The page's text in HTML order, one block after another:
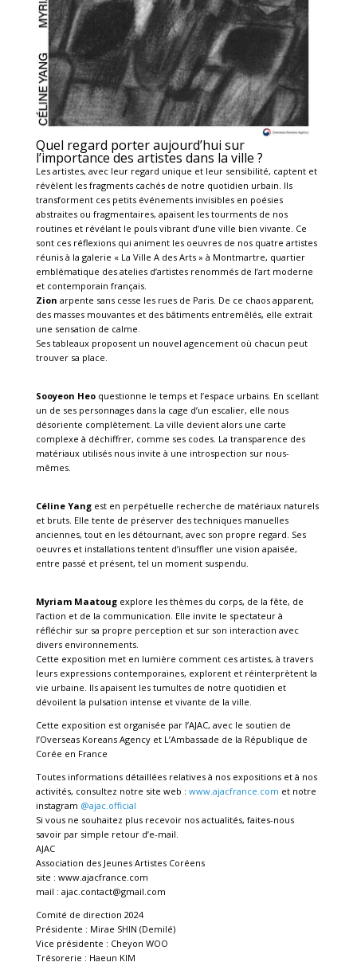
Quel regard porter aujourd’hui sur
l’importance des artistes dans la ville ?
Les artistes, avec leur regard unique et leur sensibilité, captent et
révèlent les fragments cachés de notre quotidien urbain. Ils
transforment ces petits événements invisibles en poésies
abstraites ou fragmentaires, apaisent les tourments de nos
routines et révélant le pouls vibrant d’une ville bien vivante. Ce
sont ces réflexions qui animent les oeuvres de nos quatre artistes
réunis à la galerie « La Ville A des Arts » à Montmartre, quartier
emblématique des atelies d’artistes renommés de l’art moderne
et contemporain français.
Zion arpente sans cesse les rues de Paris. De ce chaos apparent,
des masses mouvantes et des bâtiments entremêlés, elle extrait
une sensation de calme.
Ses tableaux proposent un nouvel agencement où chacun peut
trouver sa place.
Sooyeon Heoquestionne le temps et l’espace urbains. En scellant
un de ses personnages dans la cage d’un escalier, elle nous
désoriente complètement. La ville devient alors une carte
complexe à déchiffrer, comme ses codes. La transparence des
matériaux utilisés nous invite à une introspection sur nous-
mêmes.
Céline Yangest en perpétuelle recherche de matériaux naturels
et bruts. Elle tente de préserver des techniques manuelles
anciennes, tout en les détournant, avec son propre regard. Ses
oeuvres et installations tentent d’insuffler une vision apaisée,
entre passé et présent, tel un moment suspendu.
Myriam Maatougexplore les thèmes du corps, de la fête, de
l’action et de la communication. Elle invite le spectateur à
réfléchir sur sa propre perception et sur son interaction avec
divers environnements.
Cette exposition met en lumière comment ces artistes, à travers
leurs expressions contemporaines, explorent et réinterprètent la
vie urbaine. Ils apaisent les tumultes de notre quotidien et
dévoilent la pulsation intense et vivante de la ville.
Cette exposition est organisée par l’AJAC, avec le soutien de
l’Overseas Koreans Agency et L’Ambassade de la République de
Corée en France
Toutes informations détaillées relatives à nos expositions et à nos
activités, consultez notre site web : www.ajacfrance.com et notre
instagram @ajac.official
Si vous ne souhaitez plus recevoir nos actualités, faites-nous
savoir par simple retour d’e-mail.
AJAC
Association des Jeunes Artistes Coréens
site : www.ajacfrance.com
mail : ajac.contact@gmail.com
Comité de direction 2024
Présidente : Mirae SHIN (Demilé)
Vice présidente : Cheyon WOO
Trésorerie : Haeun KIM